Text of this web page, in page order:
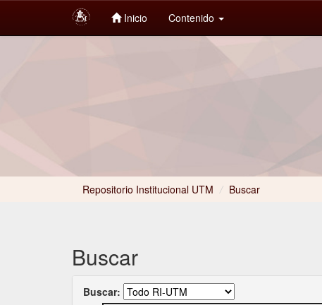
Inicio Contenido
Repositorio Institucional UTM / Buscar
Buscar
Buscar: